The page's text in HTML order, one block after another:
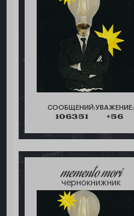
СООБЩЕНИЙ:
106351
УВАЖЕНИЕ:
+56
memento mori
чернокнижник